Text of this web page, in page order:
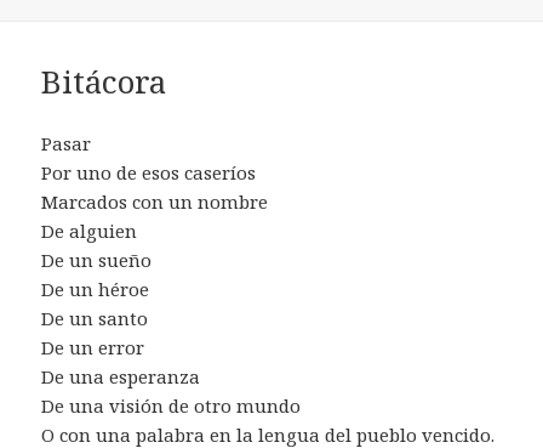
Bitácora
Pasar
Por uno de esos caseríos
Marcados con un nombre
De alguien
De un sueño
De un héroe
De un santo
De un error
De una esperanza
De una visión de otro mundo
O con una palabra en la lengua del pueblo vencido.